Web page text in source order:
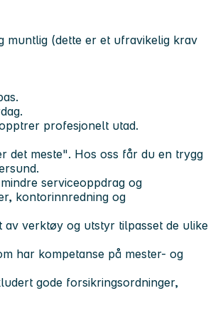
muntlig (dette er et ufravikelig krav
profesjonelt utad.
det meste". Hos oss får du en trygg
serviceoppdrag og
kontorinnredning og
av verktøy og utstyr tilpasset de ulike
har kompetanse på mester- og
gode forsikringsordninger,